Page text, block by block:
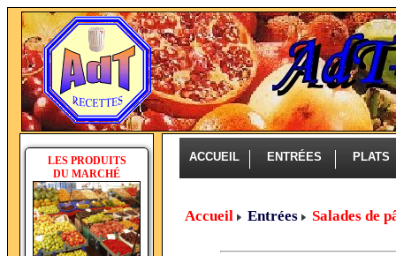
LES PRODUITS
DU MARCHÉ
ACCUEIL ENTRÉES PLATS
Accueil Entrées Salades de